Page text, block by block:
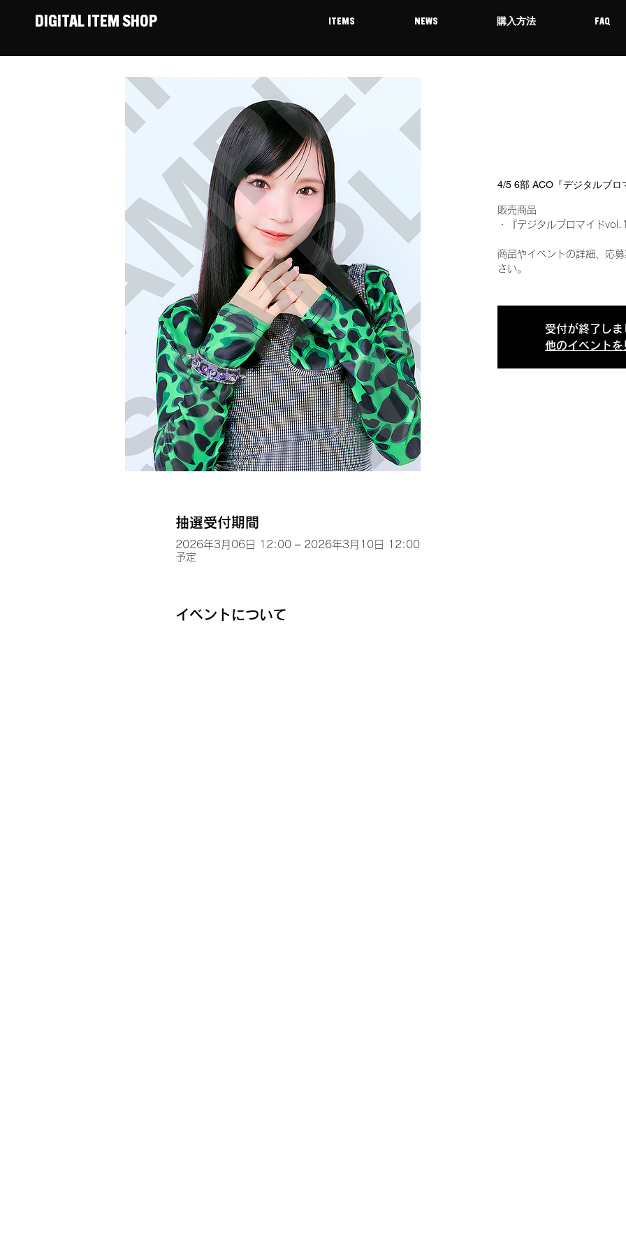
DIGITAL ITEM SHOP ITEMS NEWS 購入方法 FAQ
4/5 6部 ACO『デジタルブ
販売商品
・『デジタルブロマイド
商品やイベントの詳細、応
さい。
受付が終了しま
他のイベントを
抽選受付期間
2026年3月06日 12:00 – 2026年3月10日 12:00
予定
イベントについて